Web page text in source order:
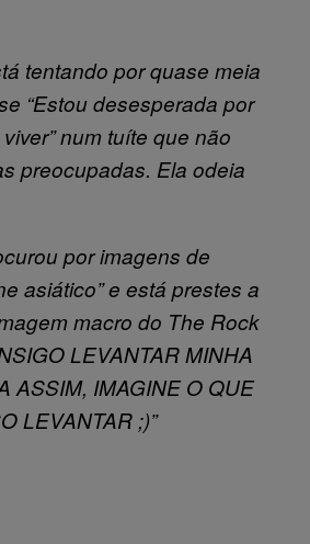
tentando por quase meia
“Estou desesperada por
num tuíte que não
preocupadas. Ela odeia
por imagens de
asiático” e está prestes a
macro do The Rock
LEVANTAR MINHA
ASSIM, IMAGINE O QUE
LEVANTAR ;)”